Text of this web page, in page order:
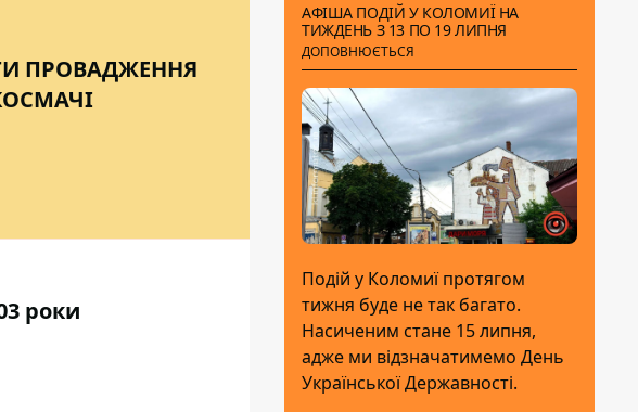
ПРОВАДЖЕННЯ
роки
АФІША ПОДІЙ У КОЛОМИЇ НА
ТИЖДЕНЬ З 13 ПО 19 ЛИПНЯ
ДОПОВНЮЄТЬСЯ
Подій у Коломиї протягом
тижня буде не так багато.
Насиченим стане 15 липня,
адже ми відзначатимемо День
Української Державності.